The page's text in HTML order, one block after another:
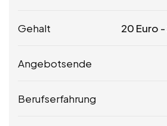
Gehalt 20 Euro -
Angebotsende
Berufserfahrung